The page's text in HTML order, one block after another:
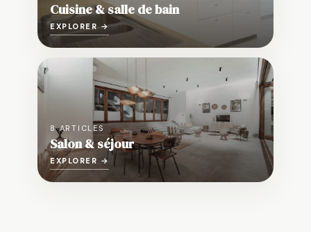
Cuisine & salle de bain
EXPLORER →
8 ARTICLES
Salon & séjour
EXPLORER →